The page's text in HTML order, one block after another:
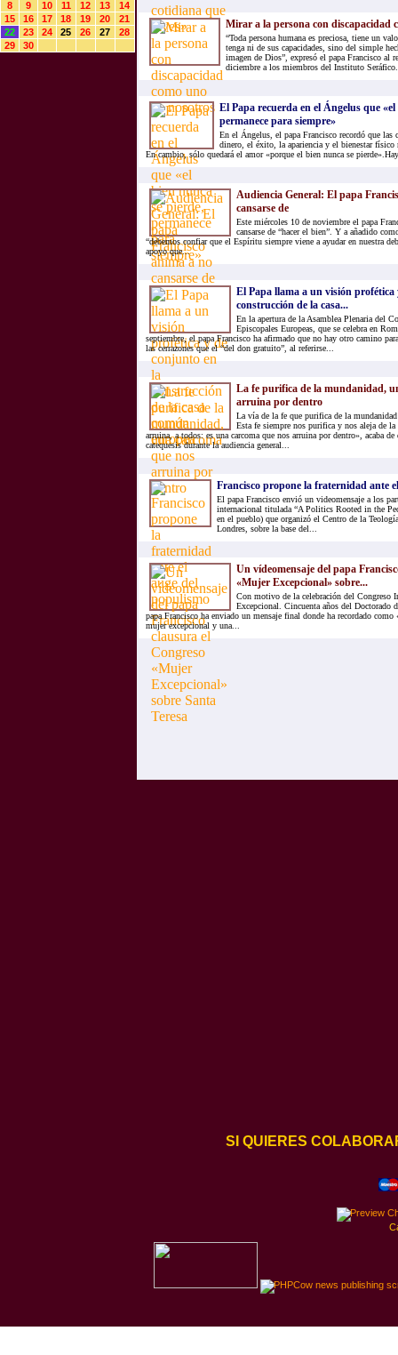
8
9 10 11 12 13
14
15
16 17 18 19 20
21
22
23 24 25 26 27
28
29
30
Mirar a la persona con discapacidad
“Toda persona humana es preciosa, tiene un
tenga ni de sus capacidades, sino del simple
imagen de Dios”, expresó el papa Francisco al
diciembre a los miembros del Instituto
El Papa recuerda en el Ángelus que
permanece para siempre»
En el Ángelus, el papa Francisco recordó que las
dinero, el éxito, la apariencia y el bienestar físico
En cambio, sólo quedará el amor «porque el bien nunca se
Audiencia General: El papa
cansarse de
Este miércoles 10 de noviembre el papa
cansarse de “hacer el bien”. Y a añadido
“debemos confiar que el Espíritu siempre viene a ayudar en nuestra
apoyo que...
El Papa llama a un visión profética
construcción de la casa...
En la apertura de la Asamblea Plenaria del
Episcopales Europeas, que se celebra en
septiembre, el papa Francisco ha afirmado que no hay otro camino
las cerrazones que el “del don gratuito”, al referirse...
La fe purifica de la mundanidad,
arruina por dentro
La vía de la fe que purifica de la
Esta fe siempre nos purifica y nos aleja de la
arruina, a todos: es una carcoma que nos arruina por dentro», acaba
catequesis durante la audiencia general...
Francisco propone la fraternidad ante
El papa Francisco envió un videomensaje a los
internacional titulada “A Politics Rooted in the
en el pueblo) que organizó el Centro de la
Londres, sobre la base del...
Un vídeomensaje del papa
«Mujer Excepcional» sobre...
Con motivo de la celebración del Congreso
Excepcional. Cincuenta años del Doctorado
papa Francisco ha enviado un mensaje final donde ha recordado
mujer excepcional y una...
SI QUIERES